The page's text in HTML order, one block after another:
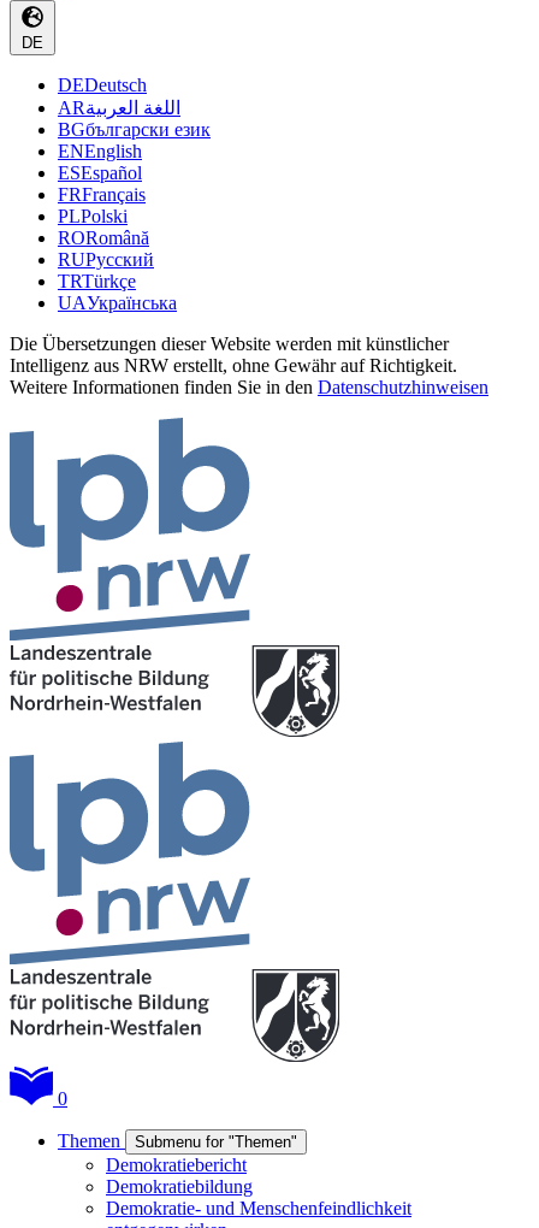
DE
DEDeutsch
ARاللغة العربية
BGбългарски език
ENEnglish
ESEspañol
FRFrançais
PLPolski
RORomână
RUРусский
TRTürkçe
UAУкраїнська
Die Übersetzungen dieser Website werden mit künstlicher
Intelligenz aus NRW erstellt, ohne Gewähr auf Richtigkeit.
Weitere Informationen finden Sie in den Datenschutzhinweisen
0
Themen Submenu for "Themen"
Demokratiebericht
Demokratiebildung
Demokratie- und Menschenfeindlichkeit